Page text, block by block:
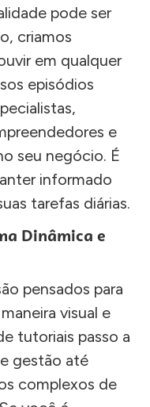
pode ser
criamos
em qualquer
episódios
e
seu negócio. É
informado
tarefas diárias.
Dinâmica e
pensados para
visual e
tutoriais passo a
gestão até
complexos de